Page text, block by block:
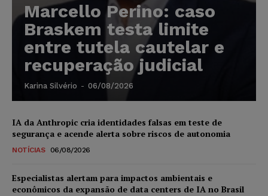
Marcello Perino: caso
Braskem testa limite
entre tutela cautelar e
recuperação judicial
Karina Silvério - 06/08/2026
IA da Anthropic cria identidades falsas em teste de
segurança e acende alerta sobre riscos de autonomia
NOTÍCIAS 06/08/2026
Especialistas alertam para impactos ambientais e
econômicos da expansão de data centers de IA no Brasil